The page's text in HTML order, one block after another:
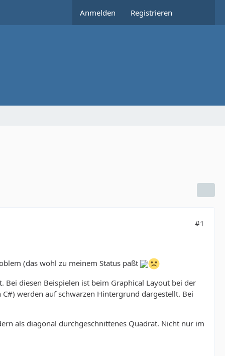
Anmelden Registrieren
#1
(das wohl zu meinem Status paßt
diesen Beispielen ist beim Graphical Layout bei der
werden auf schwarzen Hintergrund dargestellt. Bei
als diagonal durchgeschnittenes Quadrat. Nicht nur im